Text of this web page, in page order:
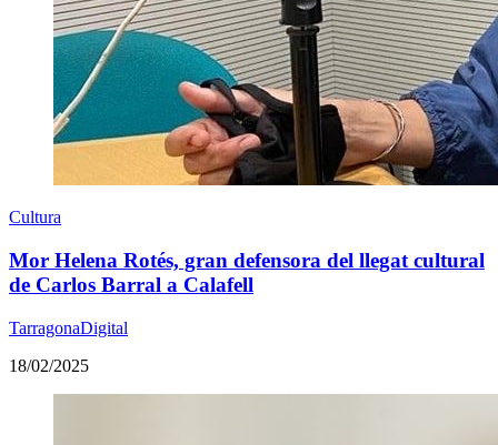
Cultura
Mor Helena Rotés, gran defensora del llegat cultural
de Carlos Barral a Calafell
TarragonaDigital
18/02/2025